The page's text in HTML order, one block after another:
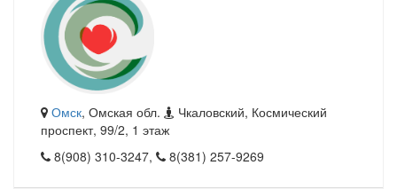
Омск, Омская обл.
Чкаловский, Космический
проспект, 99/2, 1 этаж
8(908) 310-3247,
8(381) 257-9269